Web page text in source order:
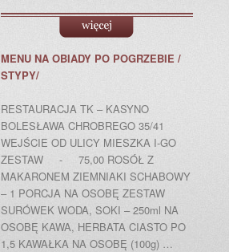
MENU NA OBIADY PO POGRZEBIE /
STYPY/
RESTAURACJA TK – KASYNO
BOLESŁAWA CHROBREGO 35/41
WEJŚCIE OD ULICY MIESZKA I-GO
ZESTAW - 75,00 ROSÓŁ Z
MAKARONEM ZIEMNIAKI SCHABOWY
– 1 PORCJA NA OSOBĘ ZESTAW
SURÓWEK WODA, SOKI – 250ml NA
OSOBĘ KAWA, HERBATA CIASTO PO
1,5 KAWAŁKA NA OSOBĘ (100g) …